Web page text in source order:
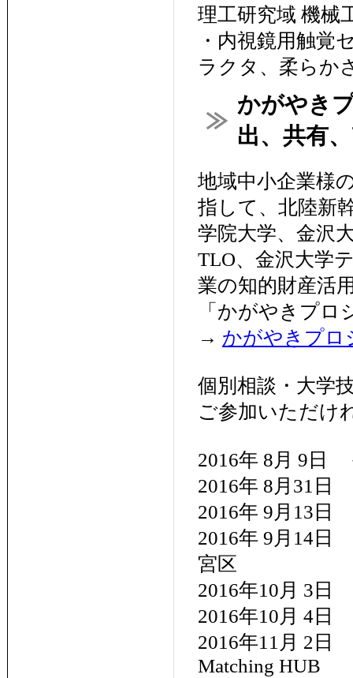
理工研究域 機
・内視鏡用触覚
ラクタ、柔らか
かがやき
出、共有
地域中小企業様
指して、北陸新
学院大学、金沢
TLO、金沢大学
業の知的財産活
「かがやきプ
→ かがやきプロ
個別相談・大学
ご参加いただけ
2016年 8月 9日
2016年 8月31日
2016年 9月13日
2016年 9月14
宮区
2016年10月 3
2016年10月 4
2016年11月 2
Matching HUB